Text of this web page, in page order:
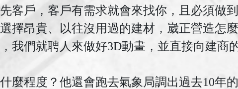
客戶，客戶有需求就會來找你，且必須做
擇昂貴、以往沒用過的建材，崴正營造怎
我們就聘人來做好3D動畫，並直接向建商
麼程度？他還會跑去氣象局調出過去10年